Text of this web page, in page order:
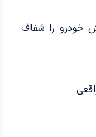
خودرو را شفاف